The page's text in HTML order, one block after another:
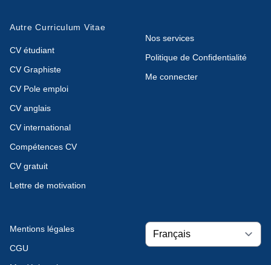
Autre Curriculum Vitae
CV étudiant
CV Graphiste
CV Pole emploi
CV anglais
CV international
Compétences CV
CV gratuit
Lettre de motivation
Nos services
Politique de Confidentialité
Me connecter
Mentions légales
CGU